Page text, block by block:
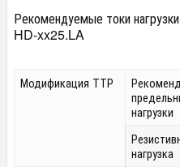
Рекомендуемые токи
HD-xx25.LA
Модификация ТТР
нагрузки
нагрузка